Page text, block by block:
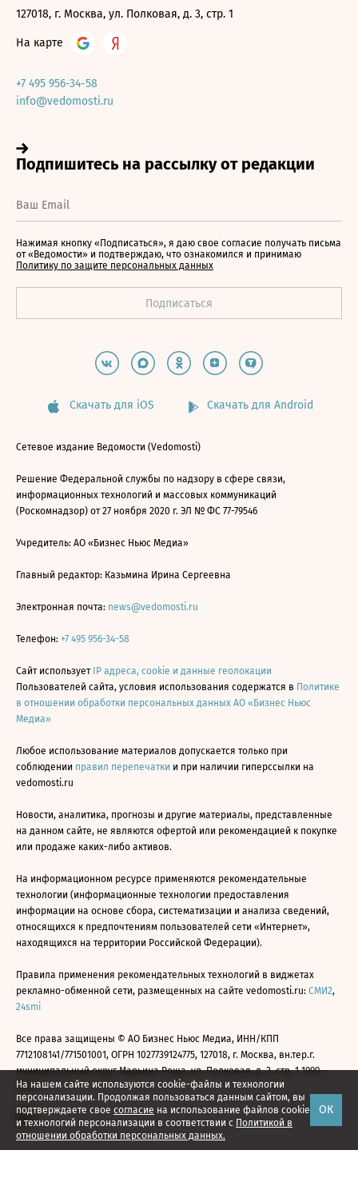
На нашем сайте используются cookie-файлы и технологии
персонализации. Продолжая пользоваться данным сайтом, вы
подтверждаете свое согласие на использование файлов cookie
и технологий персонализации в соответствии с Политикой в
отношении обработки персональных данных.
ОК
127018, г. Москва, ул. Полковая, д. 3, стр. 1
На карте
+7 495 956-34-58
info@vedomosti.ru
Нажимая кнопку «Подписаться», я даю свое согласие получать письма
от «Ведомости» и подтверждаю, что ознакомился и принимаю
Политику по защите персональных данных
Скачать для iOS Скачать для Android
Сетевое издание Ведомости (Vedomosti)
Решение Федеральной службы по надзору в сфере связи,
информационных технологий и массовых коммуникаций
(Роскомнадзор) от 27 ноября 2020 г. ЭЛ № ФС 77-79546
Учредитель: АО «Бизнес Ньюс Медиа»
Главный редактор: Казьмина Ирина Сергеевна
Электронная почта: news@vedomosti.ru
Телефон: +7 495 956-34-58
Сайт использует IP адреса, cookie и данные геолокации
Пользователей сайта, условия использования содержатся в Политике
в отношении обработки персональных данных АО «Бизнес Ньюс
Медиа»
Любое использование материалов допускается только при
соблюдении правил перепечатки и при наличии гиперссылки на
vedomosti.ru
Новости, аналитика, прогнозы и другие материалы, представленные
на данном сайте, не являются офертой или рекомендацией к покупке
или продаже каких-либо активов.
На информационном ресурсе применяются рекомендательные
технологии (информационные технологии предоставления
информации на основе сбора, систематизации и анализа сведений,
относящихся к предпочтениям пользователей сети «Интернет»,
находящихся на территории Российской Федерации).
Правила применения рекомендательных технологий в виджетах
рекламно-обменной сети, размещенных на сайте vedomosti.ru: СМИ2,
24smi
Все права защищены © АО Бизнес Ньюс Медиа, ИНН/КПП
7712108141/771501001, ОГРН 1027739124775, 127018, г. Москва, вн.тер.г.
муниципальный округ Марьина Роща, ул. Полковая, д. 3, стр. 1 1999—
2026